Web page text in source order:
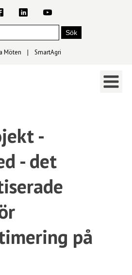
Möten ∣ SmartAgri
-
- det
på